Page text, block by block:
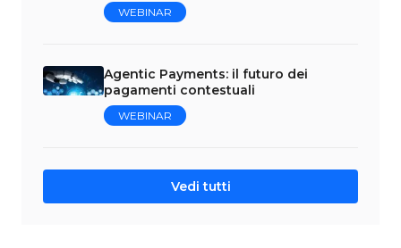
WEBINAR
Agentic Payments: il futuro dei
pagamenti contestuali
WEBINAR
Vedi tutti